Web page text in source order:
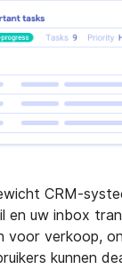
CRM-
en uw inbox
voor verkoop,
kunnen